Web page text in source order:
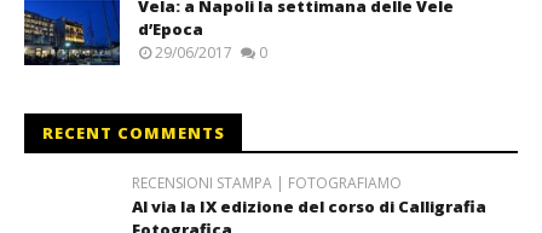
Vela: a Napoli la settimana delle Vele
d’Epoca
29/06/2017 0
RECENT COMMENTS
RECENSIONI STAMPA | FOTOGRAFIAMO
Al via la IX edizione del corso di Calligrafia